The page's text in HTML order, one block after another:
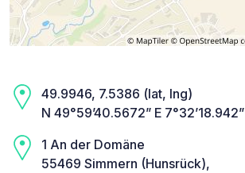
49.9946, 7.5386 (lat, lng)
N 49°59’40.5672” E 7°32’18.942”
1 An der Domäne
55469 Simmern (Hunsrück),